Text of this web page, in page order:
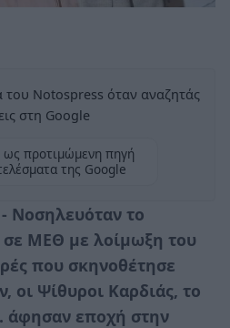
του Notospress όταν αναζητάς
στη Google
προτιμώμενη πηγή
της Google
Νοσηλευόταν το
σε ΜΕΘ με λοίμωξη του
που σκηνοθέτησε
Ψίθυροι Καρδιάς, το
άφησαν εποχή στην